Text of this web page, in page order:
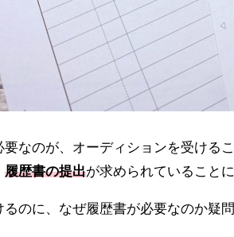
なのが、オーディションを受ける
履歴書の提出が求められていること
のに、なぜ履歴書が必要なのか疑